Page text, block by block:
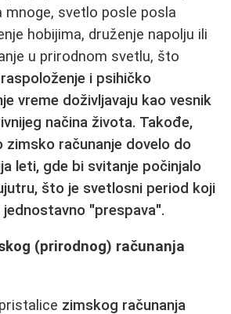
mnoge, svetlo posle posla
hobijima, druženje napolju ili
u prirodnom svetlu, što
raspoloženje i psihičko
vreme doživljavaju kao vesnik
načina života. Takođe,
računanje dovelo do
leti, gde bi svitanje počinjalo
što je svetlosni period koji
jednostavno "prespava".
(prirodnog) računanja
zimskog računanja